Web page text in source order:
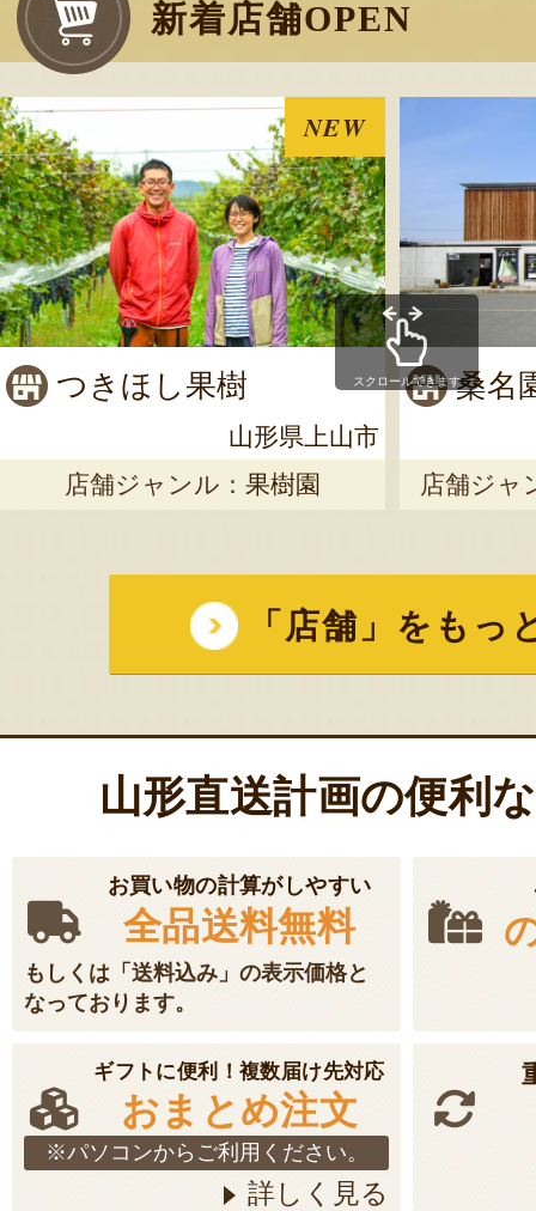
新着店舗OPEN
NEW
つきほし果樹
山形県上山市
店舗ジャンル： 果樹園
桑名
店舗ジャ
スクロールできます
「店舗」をもっ
山形直送計画の便利
お買い物の計算がしやすい
全品送料無料
もしくは「送料込み」の表示価格と
なっております。
ギフトに便利！複数届け先対応
おまとめ注文
※パソコンからご利用ください。
詳しく見る